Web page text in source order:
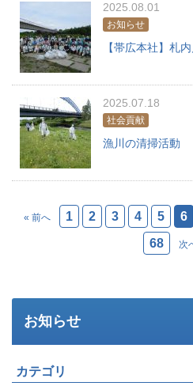
2025.08.01
お知らせ
【帯広本社】札
2025.07.18
社会貢献
漁川の清掃活動
« 前へ 1 2 3 4 5 6
68 次
お知らせ
カテゴリ